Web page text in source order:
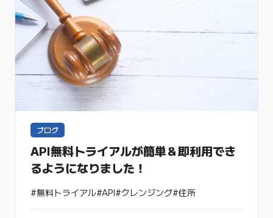
ブログ
API無料トライアルが簡単＆即利用でき
るようになりました！
#無料トライアル#API#クレンジング#住所